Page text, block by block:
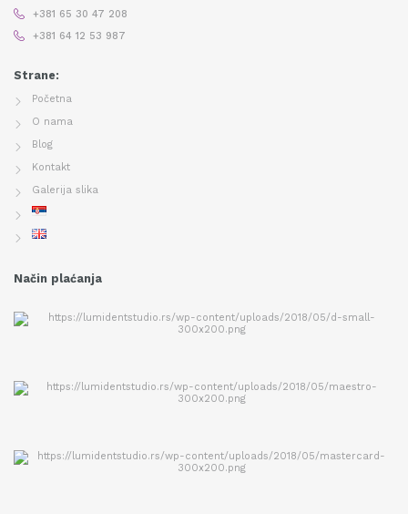
+381 65 30 47 208
+381 64 12 53 987
Strane:
Početna
O nama
Blog
Kontakt
Galerija slika
Način plaćanja